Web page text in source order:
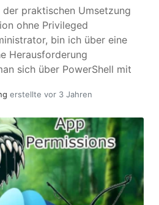
praktischen Umsetzung
ohne Privileged
bin ich über eine
Herausforderung
sich über PowerShell mit
man keine Kombination in
wären wir... »
erstellte vor 3 Jahren